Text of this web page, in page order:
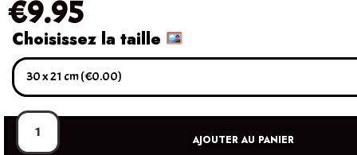
€9.95
Choisissez la taille
AJOUTER AU PANIER